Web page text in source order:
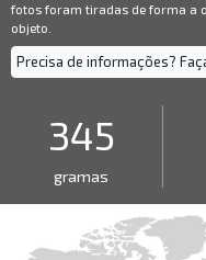
fotos foram tiradas de forma a
objeto.
Precisa de informações?
345
gramas